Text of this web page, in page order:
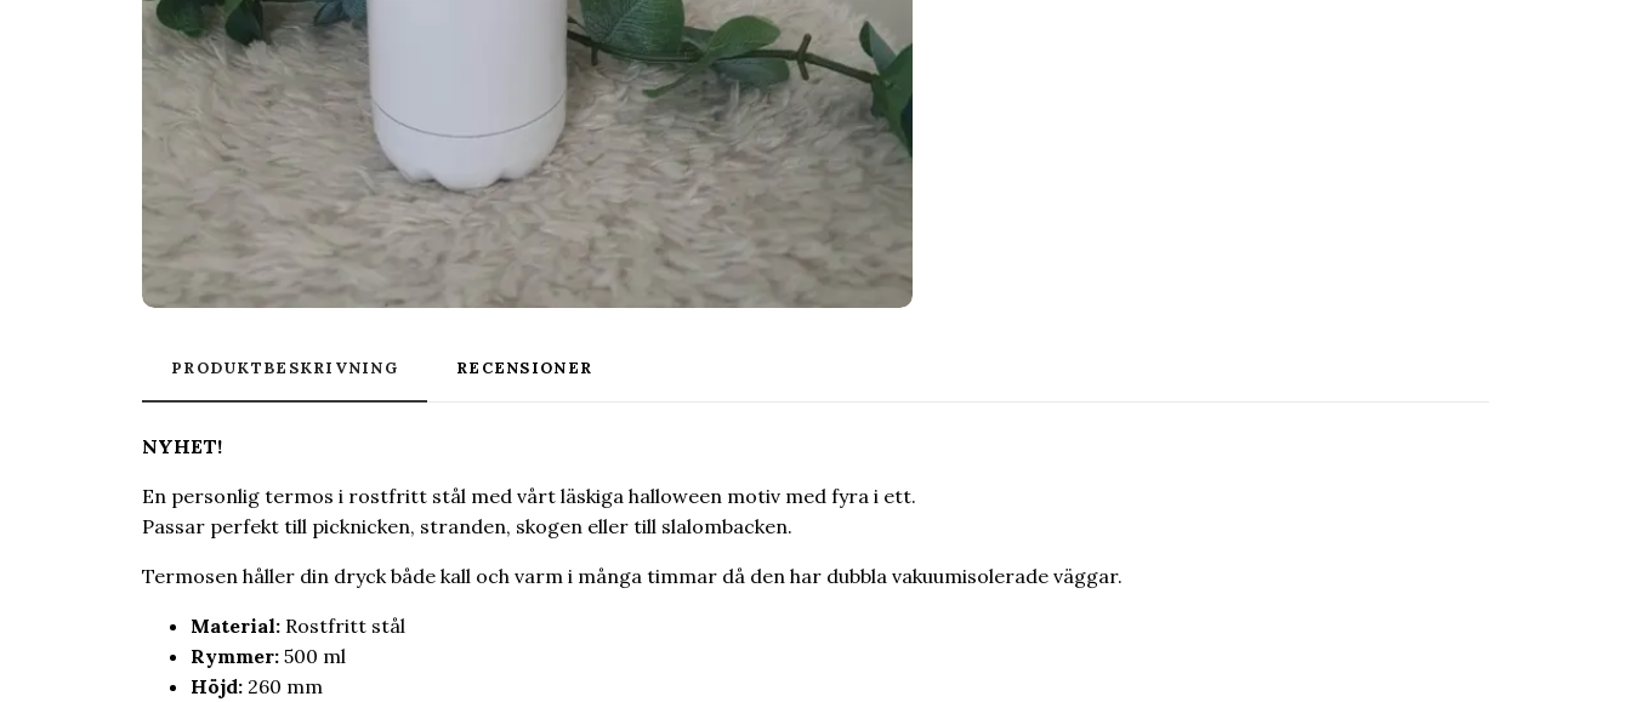
PRODUKTBESKRIVNING RECENSIONER
NYHET!
En personlig termos i rostfritt stål med vårt läskiga halloween motiv med fyra i ett.
Passar perfekt till picknicken, stranden, skogen eller till slalombacken.
Termosen håller din dryck både kall och varm i många timmar då den har dubbla vakuumisolerade väggar.
Material: Rostfritt stål
Rymmer: 500 ml
Höjd: 260 mm